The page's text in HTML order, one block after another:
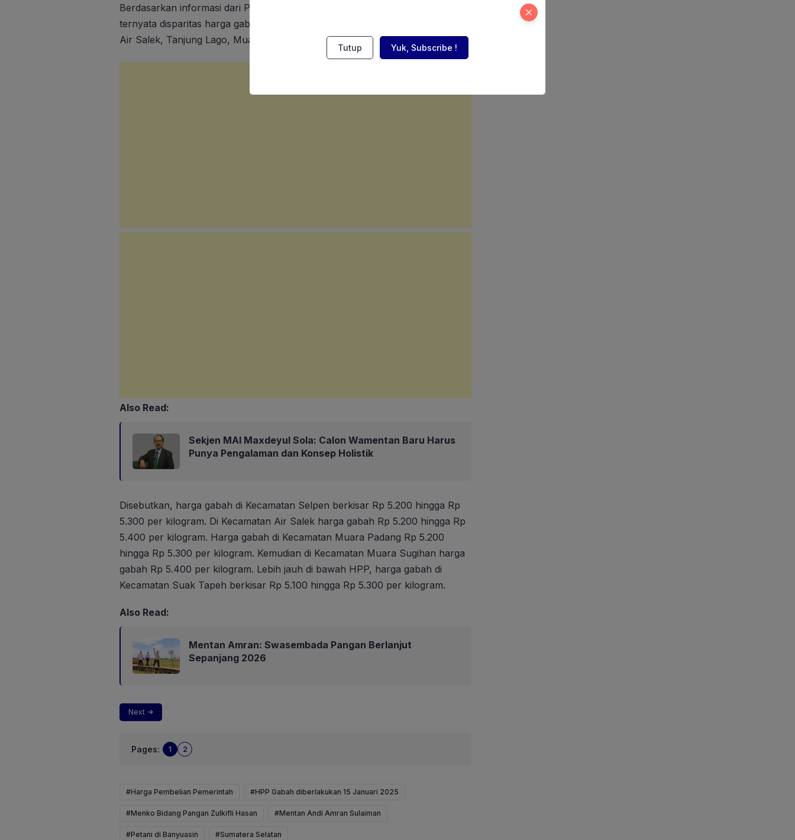
Berdasarkan informasi dari Paguyuban Gapoktan di Kabupaten Banyuasin,
ternyata disparitas harga gabah juga dialami para petani di Kecamatan Selpen,
Air Salek, Tanjung Lago, Muara Padang, Muara Sugihan, dan Suak Tapeh.
Also Read:
Sekjen MAI Maxdeyul Sola: Calon Wamentan Baru Harus
Punya Pengalaman dan Konsep Holistik
Disebutkan, harga gabah di Kecamatan Selpen berkisar Rp 5.200 hingga Rp
5.300 per kilogram. Di Kecamatan Air Salek harga gabah Rp 5.200 hingga Rp
5.400 per kilogram. Harga gabah di Kecamatan Muara Padang Rp 5.200
hingga Rp 5.300 per kilogram. Kemudian di Kecamatan Muara Sugihan harga
gabah Rp 5.400 per kilogram. Lebih jauh di bawah HPP, harga gabah di
Kecamatan Suak Tapeh berkisar Rp 5.100 hingga Rp 5.300 per kilogram.
Also Read:
Mentan Amran: Swasembada Pangan Berlanjut
Sepanjang 2026
Next
Pages: 1 2
#Harga Pembelian Pemerintah #HPP Gabah diberlakukan 15 Januari 2025
#Menko Bidang Pangan Zulkifli Hasan #Mentan Andi Amran Sulaiman
#Petani di Banyuasin #Sumatera Selatan
Tutup Yuk, Subscribe !